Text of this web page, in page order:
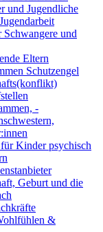
und Jugendliche
und
Eltern
Schutzengel
-
Kinder psychisch
Geburt und die
&